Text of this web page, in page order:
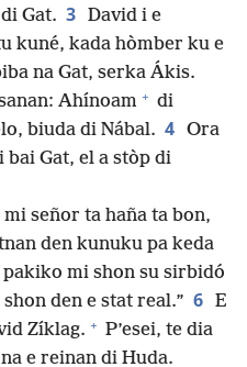
Gat. 3 David i e
kuné, kada hòmber ku e
na Gat, serka Ákis.
Ahínoam + di
biuda di Nábal. 4 Ora
bai Gat, el a stòp di
señor ta haña ta bon,
den kunuku pa keda
mi shon su sirbidó
den e stat real.” 6 E
Zíklag. + P’esei, te dia
e reinan di Huda.